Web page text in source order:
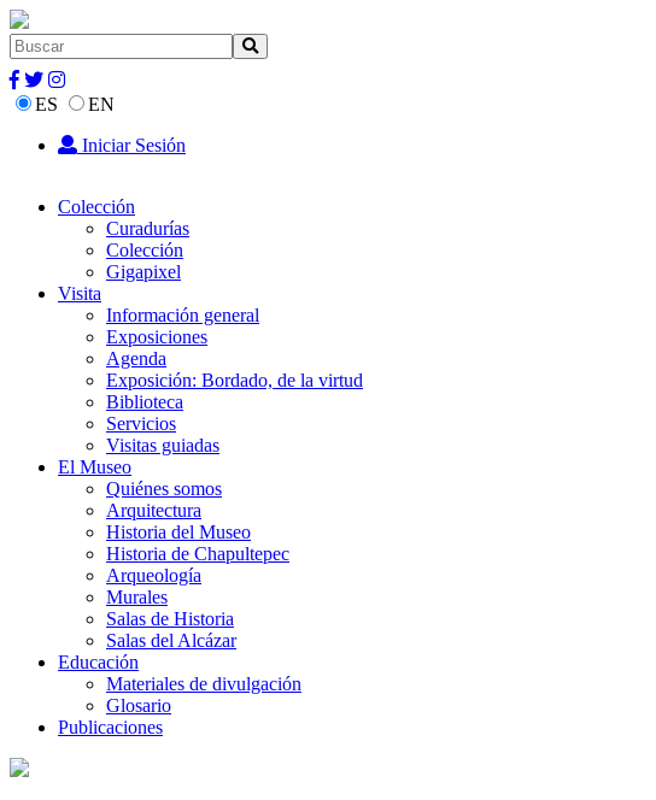
ES
EN
Iniciar Sesión
Colección
Curadurías
Colección
Gigapixel
Visita
Información general
Exposiciones
Agenda
Exposición: Bordado, de la virtud
Biblioteca
Servicios
Visitas guiadas
El Museo
Quiénes somos
Arquitectura
Historia del Museo
Historia de Chapultepec
Arqueología
Murales
Salas de Historia
Salas del Alcázar
Educación
Materiales de divulgación
Glosario
Publicaciones